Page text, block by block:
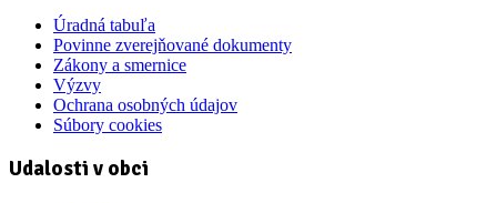
Úradná tabuľa
Povinne zverejňované dokumenty
Zákony a smernice
Výzvy
Ochrana osobných údajov
Súbory cookies
Udalosti v obci